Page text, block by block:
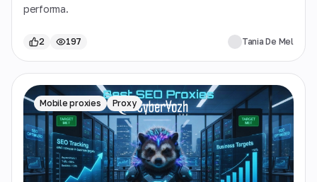
performa.
2 197 Tania De Mel
Mobile proxies Proxy